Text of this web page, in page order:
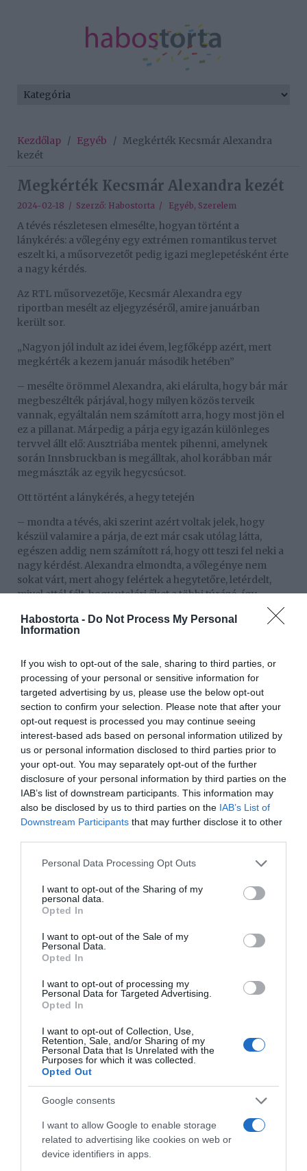
Habostorta - Do Not Process My Personal
Information
If you wish to opt-out of the sale, sharing to third parties, or
processing of your personal or sensitive information for
targeted advertising by us, please use the below opt-out
section to confirm your selection. Please note that after your
opt-out request is processed you may continue seeing
interest-based ads based on personal information utilized by
us or personal information disclosed to third parties prior to
your opt-out. You may separately opt-out of the further
disclosure of your personal information by third parties on the
IAB’s list of downstream participants. This information may
also be disclosed by us to third parties on the IAB’s List of
Downstream Participants that may further disclose it to other
Please note that this website/app uses one or more Google
not limited to your visit or usage behaviour. You may click to
grant or deny consent to Google and its third-party tags to
use your data for below specified purposes in below Google
consent section.
Personal Data Processing Opt Outs
I want to opt-out of the Sharing of my
personal data.
Opted In
I want to opt-out of the Sale of my
Personal Data.
Opted In
I want to opt-out of processing my
Personal Data for Targeted Advertising.
Opted In
I want to opt-out of Collection, Use,
Retention, Sale, and/or Sharing of my
Personal Data that Is Unrelated with the
Purposes for which it was collected.
Opted Out
Google consents
I want to allow Google to enable storage
related to advertising like cookies on web or
device identifiers in apps.
Kezdőlap / Egyéb / Megkérték Kecsmár Alexandra
kezét
Megkérték Kecsmár Alexandra kezét
2024-02-18 / Szerző: Habostorta / Egyéb, Szerelem
A tévés részletesen elmesélte, hogyan történt a
lánykérés: a vőlegény egy extrémen romantikus tervet
eszelt ki, a műsorvezetőt pedig igazi meglepetésként érte
a nagy kérdés.
Az RTL műsorvezetője, Kecsmár Alexandra egy
riportban mesélt az eljegyzéséről, amire januárban
került sor.
„Nagyon jól indult az idei évem, legfőképp azért, mert
megkérték a kezem január második hetében”
– mesélte örömmel Alexandra, aki elárulta, hogy bár már
megbeszélték párjával, hogy milyen közös terveik
vannak, egyáltalán nem számított arra, hogy most jön el
ez a pillanat. Márpedig a párja egy igazán különleges
tervvel állt elő: Ausztriába mentek pihenni, amelynek
során Innsbruckban is megálltak, ahol korábban már
megmászták az egyik hegycsúcsot.
Ott történt a lánykérés, a hegy tetején
– mondta a tévés, aki szerint azért voltak jelek, hogy
készül valamire a párja, de ezt már csak utólag látta,
egészen addig nem számított rá, hogy ott teszi fel neki a
nagy kérdést. Alexandra elmondta, a vőlegénye nem
sokat várt, mert ahogy felértek a hegytetőre, letérdelt,
mivel attól félt, hogy utoléri őket a többi túrázó, így
„Nem is kérdezett semmit, én meg egyből odafutottam
– mesélte nevetve, majd hozzátette: általában sosincs
zavarban, de abban a percben mindketten nagyon
izgultak, annyira, hogy még a gyűrűt is rossz ujjra húzták
Megosztás: Facebook Twitter Pinterest
Címkék: gyűrű,eljegyzés,Kecsmár Alexandra
hegymászás
HASONLÓ BEJEGYZÉSEK
2026-08-07.
Túlzott félelem a közös jövőtől – hogyan kerüld el egy új